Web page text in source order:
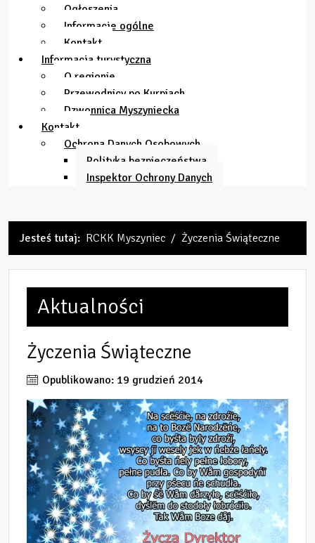
Ogłoszenia
Informacje ogólne
Kontakt
Informacja turystyczna
O regionie
Przewodnicy po Kurpiach
Dzwonnica Myszyniecka
Kontakt
Ochrona Danych Osobowych
Polityka bezpieczeństwa
Inspektor Ochrony Danych
Jesteś tutaj: RCKK Myszyniec Życzenia Świąteczne
Aktualności
Życzenia Świąteczne
Opublikowano: 19 grudzień 2014